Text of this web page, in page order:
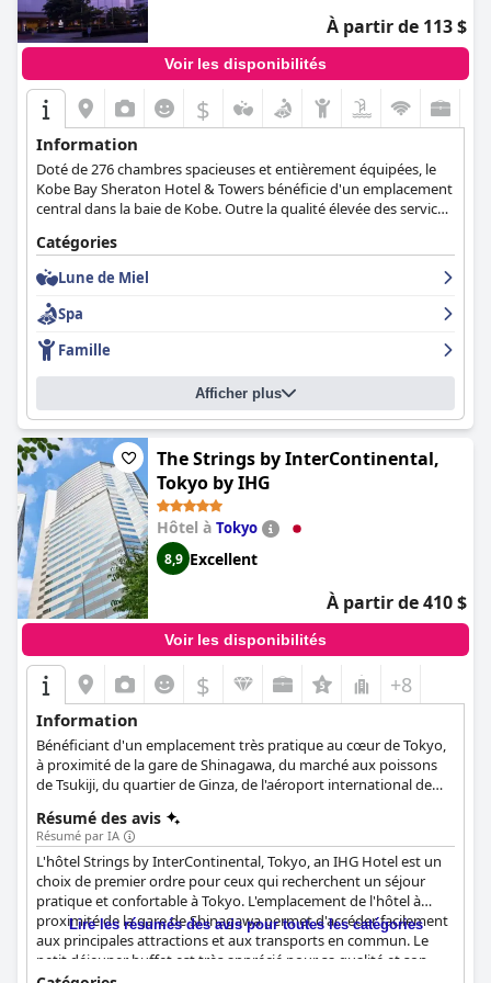
À partir de 113 $
Voir les disponibilités
$
Information
Doté de 276 chambres spacieuses et entièrement équipées, le
Kobe Bay Sheraton Hotel & Towers bénéficie d'un emplacement
central dans la baie de Kobe. Outre la qualité élevée des services
magnifiques sur la baie et les montagnes Rokko environnantes,
ce qui en fait un hébergement idéal pour tous les clients.
Catégories
Lune de Miel
Spa
Famille
Afficher plus
The Strings by InterContinental,
Tokyo by IHG
Hôtel à Tokyo
8,9 Excellent
À partir de 410 $
Voir les disponibilités
$ +8
Information
Bénéficiant d'un emplacement très pratique au cœur de Tokyo,
à proximité de la gare de Shinagawa, du marché aux poissons
de Tsukiji, du quartier de Ginza, de l'aéroport international de
Osaka, Kyoto et Kobe, l'hôtel The Strings by InterContinental,
Tokyo est un choix idéal pour tous les types de voyageurs. Il
présente des intérieurs modernes et élégants, des chambres et
des suites aménagées avec goût aux restaurants et aux bars
somptueux, rendant le séjour de chaque client vraiment
mémorable.
Résumé des avis
Résumé par IA
L'hôtel Strings by InterContinental, Tokyo, an IHG Hotel est un
choix de premier ordre pour ceux qui recherchent un séjour
pratique et confortable à Tokyo. L'emplacement de l'hôtel à
proximité de la gare de Shinagawa permet d'accéder facilement
aux principales attractions et aux transports en commun. Le
petit déjeuner buffet est très apprécié pour sa qualité et son
Lire les résumés des avis pour toutes les catégories